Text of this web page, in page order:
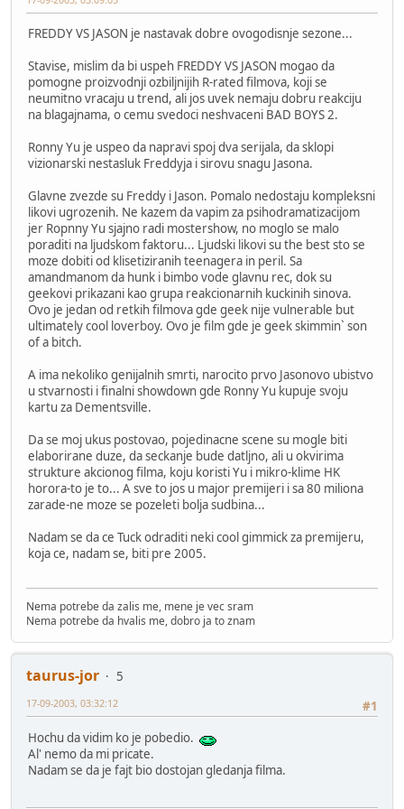
FREDDY VS JASON je nastavak dobre ovogodisnje sezone...
Stavise, mislim da bi uspeh FREDDY VS JASON mogao da
pomogne proizvodnji ozbiljnijih R-rated filmova, koji se
neumitno vracaju u trend, ali jos uvek nemaju dobru reakciju
na blagajnama, o cemu svedoci neshvaceni BAD BOYS 2.
Ronny Yu je uspeo da napravi spoj dva serijala, da sklopi
vizionarski nestasluk Freddyja i sirovu snagu Jasona.
Glavne zvezde su Freddy i Jason. Pomalo nedostaju kompleksni
likovi ugrozenih. Ne kazem da vapim za psihodramatizacijom
jer Ropnny Yu sjajno radi mostershow, no moglo se malo
poraditi na ljudskom faktoru... Ljudski likovi su the best sto se
moze dobiti od klisetiziranih teenagera in peril. Sa
amandmanom da hunk i bimbo vode glavnu rec, dok su
geekovi prikazani kao grupa reakcionarnih kuckinih sinova.
Ovo je jedan od retkih filmova gde geek nije vulnerable but
ultimately cool loverboy. Ovo je film gde je geek skimmin` son
of a bitch.
A ima nekoliko genijalnih smrti, narocito prvo Jasonovo ubistvo
u stvarnosti i finalni showdown gde Ronny Yu kupuje svoju
kartu za Dementsville.
Da se moj ukus postovao, pojedinacne scene su mogle biti
elaborirane duze, da seckanje bude datljno, ali u okvirima
strukture akcionog filma, koju koristi Yu i mikro-klime HK
horora-to je to... A sve to jos u major premijeri i sa 80 miliona
zarade-ne moze se pozeleti bolja sudbina...
Nadam se da ce Tuck odraditi neki cool gimmick za premijeru,
koja ce, nadam se, biti pre 2005.
Nema potrebe da zalis me, mene je vec sram
Nema potrebe da hvalis me, dobro ja to znam
taurus-jor
5
#1
17-09-2003, 03:32:12
Hochu da vidim ko je pobedio.
Al' nemo da mi pricate.
Nadam se da je fajt bio dostojan gledanja filma.